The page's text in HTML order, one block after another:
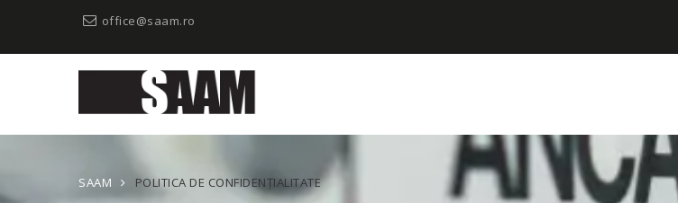
office@saam.ro
SAAM POLITICA DE CONFIDENȚIALITATE